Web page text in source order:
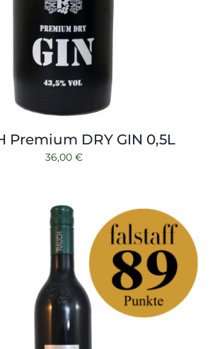
Premium DRY GIN 0,5L
36,00 €